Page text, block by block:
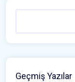
Geçmiş Yazılar